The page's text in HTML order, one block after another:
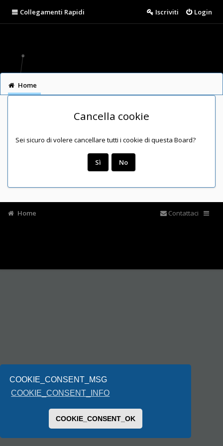
COOKIE_CONSENT_MSG
COOKIE_CONSENT_INFO
COOKIE_CONSENT_OK
Collegamenti Rapidi Login
Iscriviti
Home
Cancella cookie
Sei sicuro di volere cancellare tutti i cookie di questa Board?
Home Contattaci